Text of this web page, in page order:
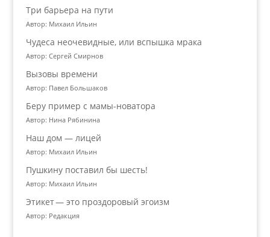
Три барьера на пути
Автор: Михаил Ильин
Чудеса неочевидные, или вспышка мрака
Автор: Сергей Смирнов
Вызовы времени
Автор: Павел Большаков
Беру пример с мамы-новатора
Автор: Нина Рябинина
Наш дом — лицей
Автор: Михаил Ильин
Пушкину поставил бы шесть!
Автор: Михаил Ильин
Этикет — это проздоровый эгоизм
Автор: Редакция